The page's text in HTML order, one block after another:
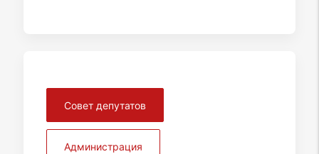
Совет депутатов
Администрация